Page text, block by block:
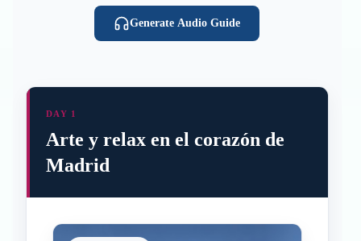
Generate Audio Guide
DAY 1
Arte y relax en el corazón de
Madrid